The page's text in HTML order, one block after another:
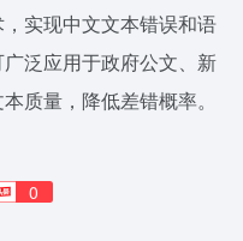
实现中文文本错误和语
泛应用于政府公文、新
质量，降低差错概率。
0